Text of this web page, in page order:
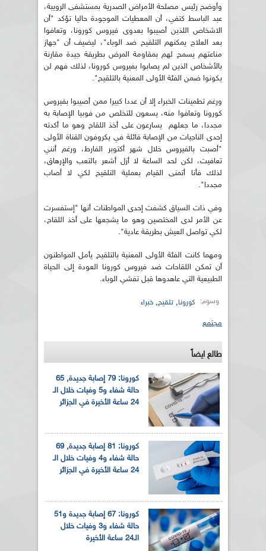
وأوضح رئيس مصلحة الأمراض الصدرية بمستشفى الرويبة،
عبد الباسط كتفي، أن المعطيات الموجودة حاليا تؤكد "أن
الاشخاص اللذين أصيبوا بعدوى فيروس كورونا، وتعافوا
بعد العلاج يمكنهم التلقيح ضد الوباء"، ليضيف أن "جهاز
مناعتهم يسمح لهم بمقاومة المرض بطريقة جيدة مقارنة
بالأشخاص الذين لم يصابوا بفيروس كورونا، لذلك فهم لن
يكونوا ضمن الفئة الأولى المعنية بالتلقيح".
ورغم تطمينات الخبراء إلا أن عددا كبيرا ممن أصيبوا بفيروس
كورونا وتعافوا منه، يسعون للتخلص من فوبيا الإصابة به
مجددا، ما جعلهم يسارعون على أخذ اللقاح وهو ما أكدته
إحدى الناجيات من الإصابة قائلة في يكروفون القناة الأولى
"أصبت بالفيروس خلال شهر أكتوبر الفارط، ورغم أنني
تعافيت، لكن لحد الساعة لا أزل أشعر بالتعب والإرهاق،
لذلك فأنا أتمنى القيام بعملية التلقيح لكي لا أصاب
مجددا".
وفي ذات السياق كشفت إحدى المواطنات أنها "إستفسرت
عن الأمر لدى المختصين وهو ما يشجعها على أخذ اللقاح،
لكي تواصل العيش بطريقة عادية".
ومهما كانت الفئة الأولى المعنية بالتلقيح يأمل المواطنون
أن تمكن اللقاحات ضد فيروس كورونا العودة إلى الحياة
الطبيعية التي عاهدوها قبل تفشي الوباء.
وسوم: كورونا, تلقيح, خبراء
مجتمع
طالع ايضاً
كورونا: 79 إصابة جديدة, 65
حالة شفاء و5 وفيات خلال الـ
24 ساعة الأخيرة في الجزائر
كورونا: 81 إصابة جديدة, 69
حالة شفاء و4 وفيات خلال الـ
24 ساعة الأخيرة في الجزائر
كورونا: 67 إصابة جديدة و51
حالة شفاء و3 وفيات خلال
الـ24 ساعة الأخيرة